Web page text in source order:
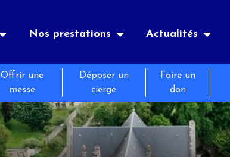
Notre histoire
Nos prestations
Hôtellerie
Retraites
Actualités
Le journal de Bernadette
Offrir une
messe
Déposer un
cierge
Faire un
don